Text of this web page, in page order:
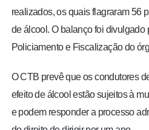
realizados, os quais flagraram 56
de álcool . O balanço foi
Policiamento e Fiscalização do
O CTB prevê que os condutores
efeito de álcool estão sujeitos à
e podem responder a processo